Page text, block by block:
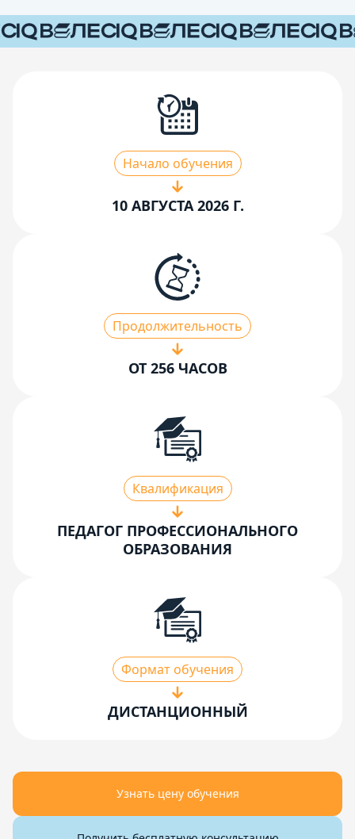
Начало обучения
10 АВГУСТА 2026 Г.
Продолжительность
ОТ 256 ЧАСОВ
Квалификация
ПЕДАГОГ ПРОФЕССИОНАЛЬНОГО
ОБРАЗОВАНИЯ
Формат обучения
ДИСТАНЦИОННЫЙ
Узнать цену обучения